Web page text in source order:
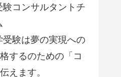
コンサルタントチ
受験は夢の実現への
するのための「コ
えます。